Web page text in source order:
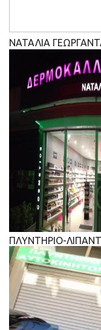
ΝΑΤΑΛΙΑ
ΠΛΥΝΤΗΡΙΟ-